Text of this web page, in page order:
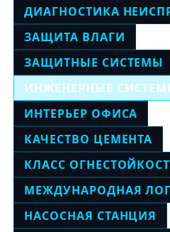
ДИАГНОСТИКА
ЗАЩИТА ВЛАГИ
ЗАЩИТНЫЕ СИСТЕМЫ
ИНЖЕНЕРНЫЕ
ИНТЕРЬЕР ОФИСА
КАЧЕСТВО ЦЕМЕНТА
КЛАСС
МЕЖДУНАРОДНАЯ
НАСОСНАЯ СТАНЦИЯ